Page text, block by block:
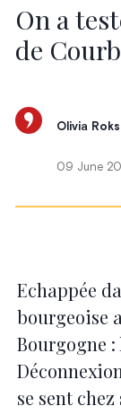
On a
de
Olivia Roks
09 June
Echappée
bourgeoise
Bourgogne
se sent